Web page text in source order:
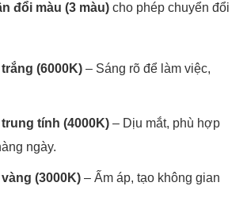
đổi màu (3 màu) cho phép chuyển đổi
(6000K) – Sáng rõ để làm việc,
tính (4000K) – Dịu mắt, phù hợp
ngày.
(3000K) – Ấm áp, tạo không gian